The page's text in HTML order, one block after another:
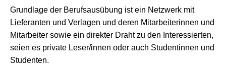
Grundlage der Berufsausübung ist ein Netzwerk mit
Lieferanten und Verlagen und deren Mitarbeiterinnen und
Mitarbeiter sowie ein direkter Draht zu den Interessierten,
seien es private Leser/innen oder auch Studentinnen und
Studenten.